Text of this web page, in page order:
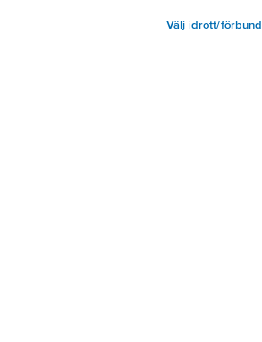
Välj idrott/förbund